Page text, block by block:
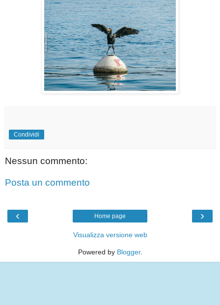
Condividi
Nessun commento:
Posta un commento
‹ ›
Home page
Visualizza versione web
Powered by Blogger.